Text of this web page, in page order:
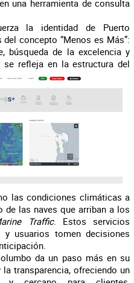
una herramienta de consulta
la identidad de Puerto
concepto “Menos es Más”:
búsqueda de la excelencia y
se refleja en la estructura del
las condiciones climáticas a
las naves que arriban a los
Traffic. Estos servicios
usuarios tomen decisiones
da un paso más en su
transparencia, ofreciendo un